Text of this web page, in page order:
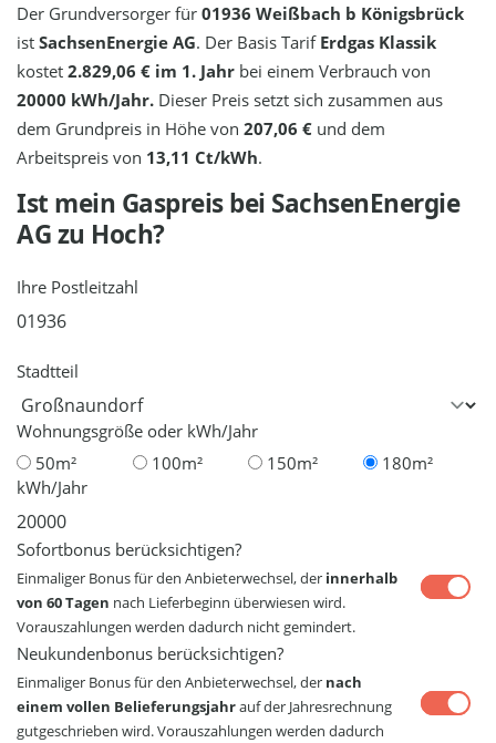
Der Grundversorger für01936 Weißbach b Königsbrück
istSachsenEnergie AG. Der Basis Tarif Erdgas Klassik
kostet2.829,06 € im 1. Jahr bei einem Verbrauch von
20000 kWh/Jahr. Dieser Preis setzt sich zusammen aus
dem Grundpreis in Höhe von207,06 € und dem
Arbeitspreis von 13,11 Ct/kWh.
Ist mein Gaspreis bei SachsenEnergie
AGzu Hoch?
Ihre Postleitzahl
Stadtteil
Wohnungsgröße oder kWh/Jahr
50m²
100m² 150m²
180m²
kWh/Jahr
Sofortbonus berücksichtigen?
Einmaliger Bonus für den Anbieterwechsel, der innerhalb
von 60 Tagen nach Lieferbeginn überwiesen wird.
Vorauszahlungen werden dadurch nicht gemindert.
Neukundenbonus berücksichtigen?
Einmaliger Bonus für den Anbieterwechsel, der nach
einem vollen Belieferungsjahrauf der Jahresrechnung
gutgeschrieben wird. Vorauszahlungen werden dadurch